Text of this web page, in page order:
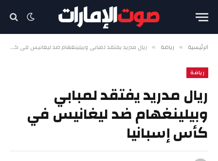
الرئيسية » رياضة » ريال مدريد يفتقد لمبابي وبيلينغهام ضد ليغانيس في كأس إسبانيا
رياضة
ريال مدريد يفتقد لمبابي
وبيلينغهام ضد ليغانيس في
كأس إسبانيا